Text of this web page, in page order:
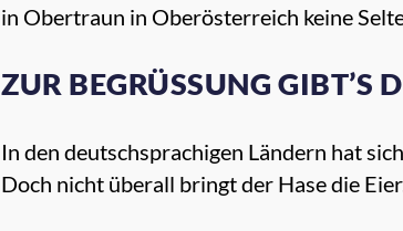
in Obertraun in Oberösterreich keine
ZUR BEGRÜSSUNG GIBT’S
In den deutschsprachigen Ländern hat
Doch nicht überall bringt der Hase die